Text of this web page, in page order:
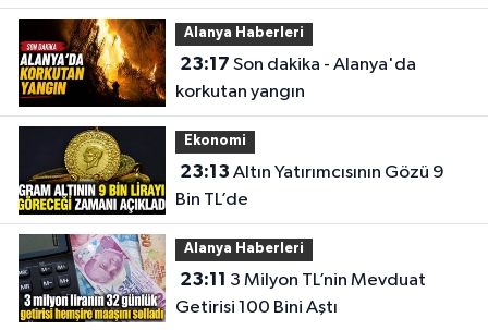
Alanya Haberleri
23:17
korkutan yangın
Ekonomi
23:13
Bin TL’de
Alanya Haberleri
23:11
Getirisi 100 Bini Aştı